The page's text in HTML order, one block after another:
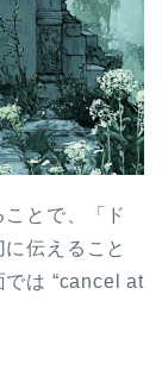
とで、「ド
伝えること
では “cancel at